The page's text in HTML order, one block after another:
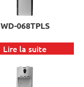
WD-068TPLS
Lire la suite